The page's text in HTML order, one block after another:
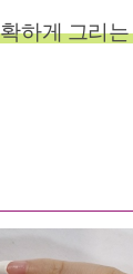
하게 그리